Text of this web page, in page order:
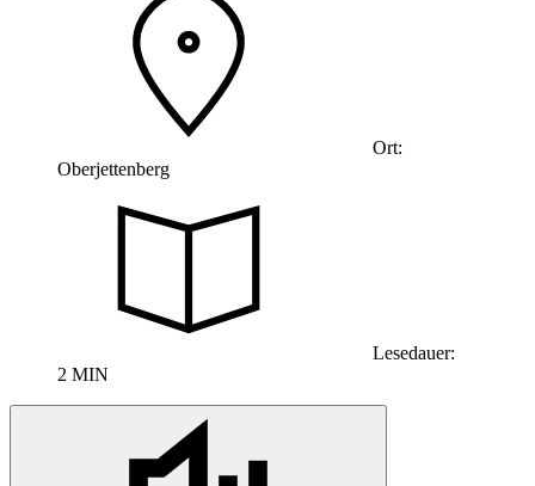
Ort:
Oberjettenberg
Lesedauer:
2 MIN